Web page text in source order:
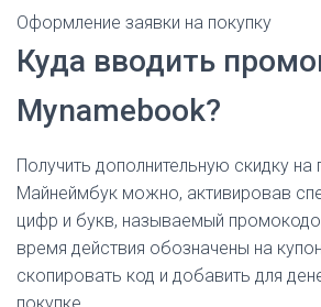
Оформление заявки на покупку
Куда вводить
Mynamebook?
Получить дополнительную скидку на
Майнеймбук можно, активировав
цифр и букв, называемый
время действия обозначены на
скопировать код и добавить для